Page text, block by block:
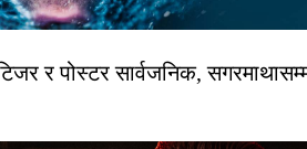
र पोस्टर सार्वजनिक,